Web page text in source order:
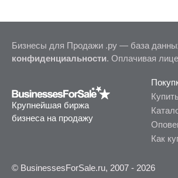
Бизнесы для Продажи .ру — база
конфиденциальности. Оплачивая
Крупнейшая биржа
бизнеса на продажу
Как
© BusinessesForSale.ru, 2007 - 2026